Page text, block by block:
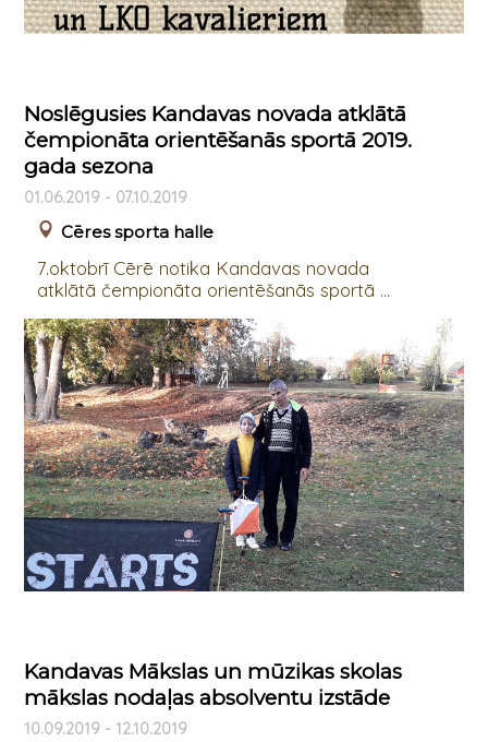
Noslēgusies Kandavas novada atklātā
čempionāta orientēšanās sportā 2019.
gada sezona
01.06.2019 - 07.10.2019
Cēres sporta halle
7.oktobrī Cērē notika Kandavas novada
atklātā čempionāta orientēšanās sportā ...
Kandavas Mākslas un mūzikas skolas
mākslas nodaļas absolventu izstāde
10.09.2019 - 12.10.2019